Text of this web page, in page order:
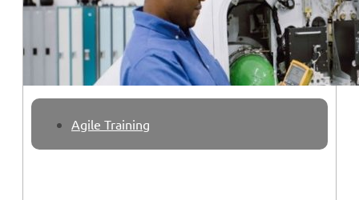
Agile Training